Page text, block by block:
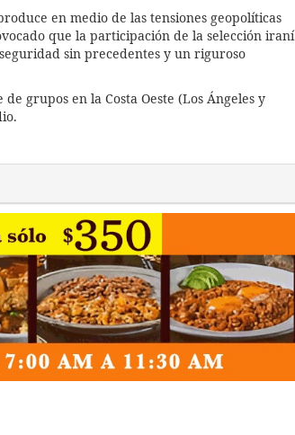
en medio de las tensiones geopolíticas
que la participación de la selección iraní
sin precedentes y un riguroso
grupos en la Costa Oeste (Los Ángeles y